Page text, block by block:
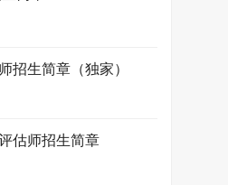
招生简章（独家）
估师招生简章